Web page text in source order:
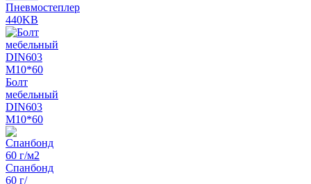
Пневмостеплер
440KB
Болт
мебельный
DIN603
М10*60
Спанбонд
60 г/